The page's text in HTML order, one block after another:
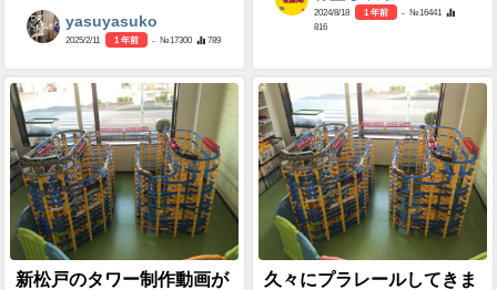
yasuyasuko
2025/2/11 1 年前 - №17300 789
2024/8/18 1 年前
- №16441
816
新松戸のタワー制作動画が
久々にプラレールしてきま